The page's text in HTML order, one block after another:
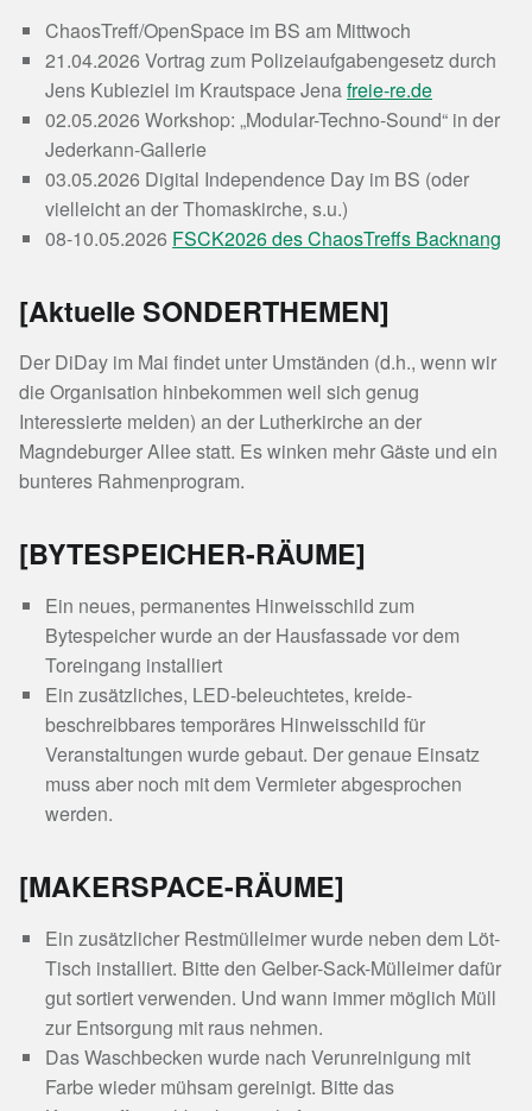
ChaosTreff/OpenSpace im BS am Mittwoch
21.04.2026 Vortrag zum Polizeiaufgabengesetz durch
Jens Kubieziel im Krautspace Jenafreie-re.de
02.05.2026 Workshop: „Modular-Techno-Sound“ in der
Jederkann-Gallerie
03.05.2026 Digital Independence Day im BS (oder
vielleicht an der Thomaskirche, s.u.)
08-10.05.2026 FSCK2026 des ChaosTreffs Backnang
[Aktuelle SONDERTHEMEN]
Der DiDay im Mai findet unter Umständen (d.h., wenn wir
die Organisation hinbekommen weil sich genug
Interessierte melden) an der Lutherkirche an der
Magndeburger Allee statt. Es winken mehr Gäste und ein
bunteres Rahmenprogram.
[BYTESPEICHER-RÄUME]
Ein neues, permanentes Hinweisschild zum
Bytespeicher wurde an der Hausfassade vor dem
Toreingang installiert
Ein zusätzliches, LED-beleuchtetes, kreide-
beschreibbares temporäres Hinweisschild für
Veranstaltungen wurde gebaut. Der genaue Einsatz
muss aber noch mit dem Vermieter abgesprochen
werden.
[MAKERSPACE-RÄUME]
Ein zusätzlicher Restmülleimer wurde neben dem Löt-
Tisch installiert. Bitte den Gelber-Sack-Mülleimer dafür
gut sortiert verwenden. Und wann immer möglich Müll
zur Entsorgung mit raus nehmen.
Das Waschbecken wurde nach Verunreinigung mit
Farbe wieder mühsam gereinigt. Bitte das